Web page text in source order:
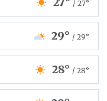
/ 27°
29° / 29°
28° / 28°